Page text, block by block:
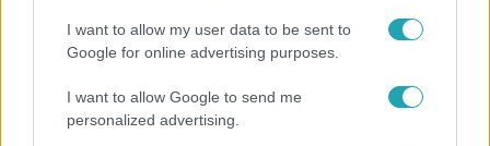
I want to allow my user data to be sent to
Google for online advertising purposes.
I want to allow Google to send me
personalized advertising.
Ennek a 3 csillagjegynek váratlan sikereket hozhat